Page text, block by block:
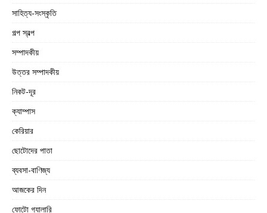
সাহিত্য-সংস্কৃতি
গল্প স্বল্প
সম্পাদকীয়
উত্তর সম্পাদকীয়
নিকট-দূর
ক্যাম্পাস
কেরিয়ার
ছোটোদের পাতা
ব্যবসা-বাণিজ্য
আজকের দিন
ফোটো গ্যালারি